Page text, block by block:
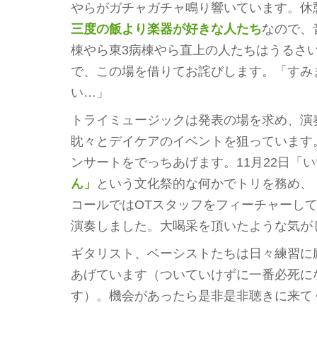
やらがガチャガチャ鳴り響いています。
三度の飯より楽器が好きな人たちなので、
棟やら東3病棟やら直上の人たちはうるさ
で、この場を借りてお詫びします。「す
い…」
トライミュージックは発表の場を求め、
眈々とデイケアのイベントを狙っていま
ンサートをでっちあげます。11月22日「
ん」
という文化祭的な何かでトリを務め
コールではOTスタッフをフィーチャーし
演奏しました。大喝采を頂いたような気が
ギタリスト、ベーシストたちは日々練習
あげています（ついていけずに一番必死
す）。機会があったら是非是非聴きに来